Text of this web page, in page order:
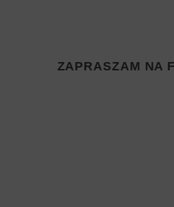
ZAPRASZAM NA